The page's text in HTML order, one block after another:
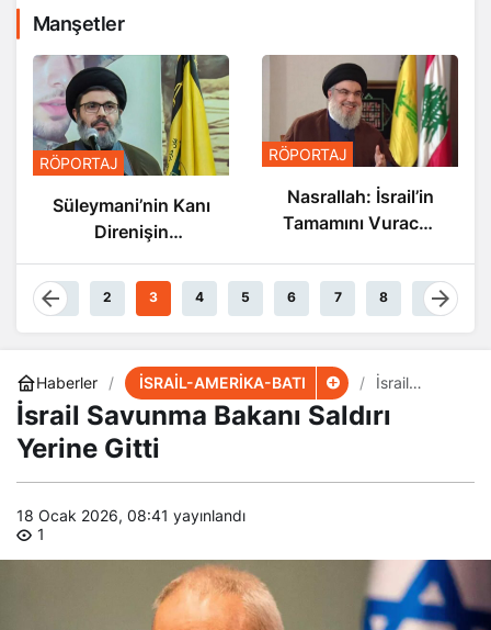
Manşetler
RÖPORTAJ
Süleymani’nin Kanı
Direnişin
Akıyor
RÖPORTAJ
Nasrallah: İsrail’in
Tamamını Vuracak
1 2 3 4 5 6 7 8 9
Haberler İSRAİL-AMERİKA-BATI
İsrail
Bakanı
İsrail Savunma Bakanı Saldırı
Yerine Gitti
18 Ocak 2026, 08:41 yayınlandı
1